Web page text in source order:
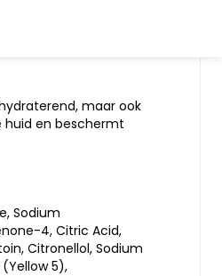
maar ook
huid en beschermt
Sodium
4, Citric Acid,
Citronellol, Sodium
5),